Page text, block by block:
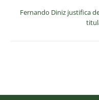
Fernando Diniz justifica